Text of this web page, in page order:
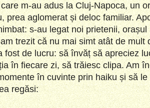
m-au adus la Cluj-Napoca, un
prea aglomerat și deloc familiar.
s-au legat noi prietenii,
trezit că nu mai simt atât de mult
fost de lucru: să învăț să apreciez
în fiecare zi, să trăiesc clipa. Am
în cuvinte prin haiku și să
regăsi: